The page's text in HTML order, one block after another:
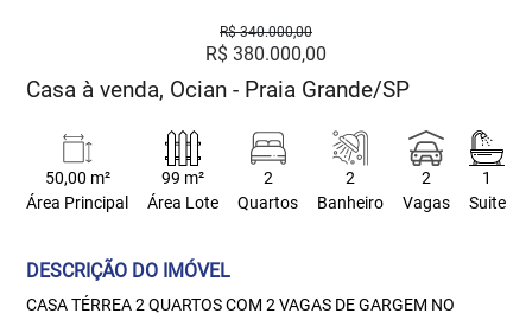
R$ 340.000,00
R$ 380.000,00
Casa à venda, Ocian - Praia Grande/SP
50,00 m²
Área Principal
99 m²
Área Lote
2
Quartos
2
Banheiro
2
Vagas
1
Suite
DESCRIÇÃO DO IMÓVEL
CASA TÉRREA 2 QUARTOS COM 2 VAGAS DE GARGEM NO